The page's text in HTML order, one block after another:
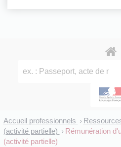
Accueil professionnels >
(activité partielle) > Rémunération
(activité partielle)